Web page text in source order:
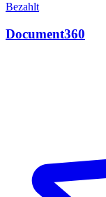
Bezahlt
Document360